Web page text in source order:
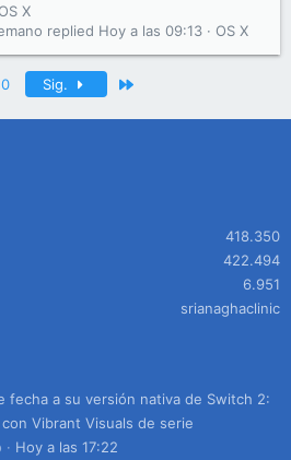
X
OS X
Hoy a las 09:13
Sig.
418.350
422.494
6.951
srianaghaclinic
fecha a su versión nativa de Switch 2:
Vibrant Visuals de serie
Hoy a las 17:22